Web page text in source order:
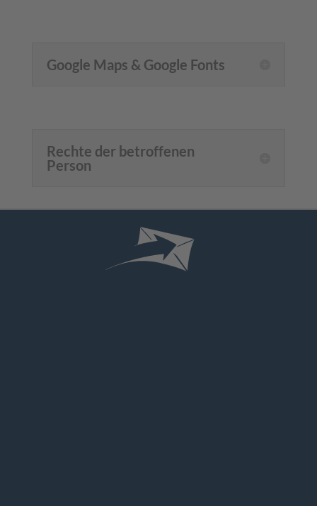
Google Maps & Google Fonts
Rechte der betroffenen
Person